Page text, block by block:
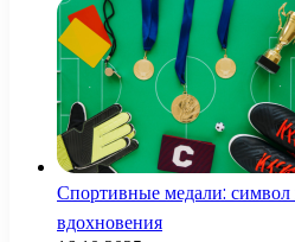
Спортивные медали:
вдохновения